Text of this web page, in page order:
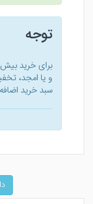
توجه
برای خرید
و یا امجد،
سبد خرید